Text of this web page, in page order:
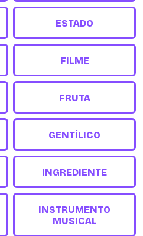
ESTADO
FILME
FRUTA
GENTÍLICO
INGREDIENTE
INSTRUMENTO
MUSICAL